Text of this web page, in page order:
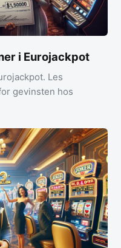
i Eurojackpot
Les
gevinsten hos